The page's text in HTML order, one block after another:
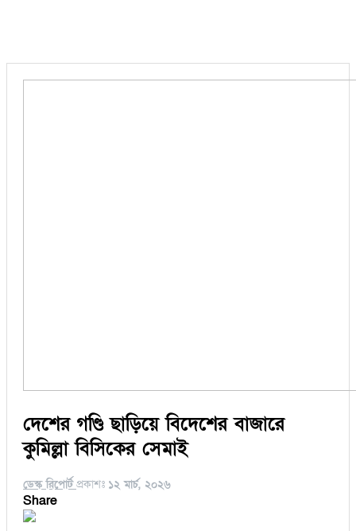
দেশের গণ্ডি ছাড়িয়ে বিদেশের বাজারে
কুমিল্লা বিসিকের সেমাই
ডেস্ক রিপোর্ট প্রকাশঃ ১২ মার্চ, ২০২৬
Share